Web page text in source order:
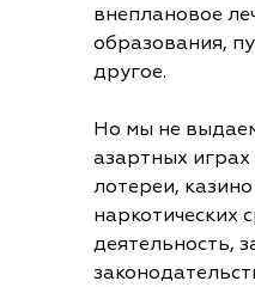
внеплановое
образования,
другое.
Но мы не
азартных играх
лотереи,
наркотических
деятельность,